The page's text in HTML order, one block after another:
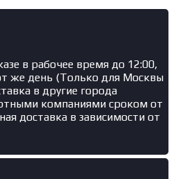
в рабочее время до 12:00,
же день (Только для Москвы
в другие города
компаниями сроком от
доставка в зависимости от